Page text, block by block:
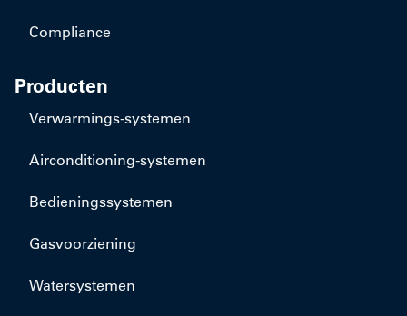
Compliance
Producten
​Verwarmings-systemen
​Airconditioning-systemen
Bedieningssystemen
Gasvoorziening
Watersystemen